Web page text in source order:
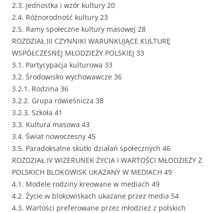
2.3. Jednostka i wzór kultury 20
2.4. Różnorodność kultury 23
2.5. Ramy społeczne kultury masowej 28
ROZDZIAŁ III CZYNNIKI WARUNKUJĄCE KULTURĘ
WSPÓŁCZESNEJ MŁODZIEŻY POLSKIEJ 33
3.1. Partycypacja kulturowa 33
3.2. Środowisko wychowawcze 36
3.2.1. Rodzina 36
3.2.2. Grupa rówieśnicza 38
3.2.3. Szkoła 41
3.3. Kultura masowa 43
3.4. Świat nowoczesny 45
3.5. Paradoksalne skutki działań społecznych 46
ROZDZIAŁ IV WIZERUNEK ŻYCIA I WARTOŚCI MŁODZIEŻY Z
POLSKICH BLOKOWISK UKAZANY W MEDIACH 49
4.1. Modele rodziny kreowane w mediach 49
4.2. Życie w blokowiskach ukazane przez media 54
4.3. Wartości preferowane przez młodzież z polskich